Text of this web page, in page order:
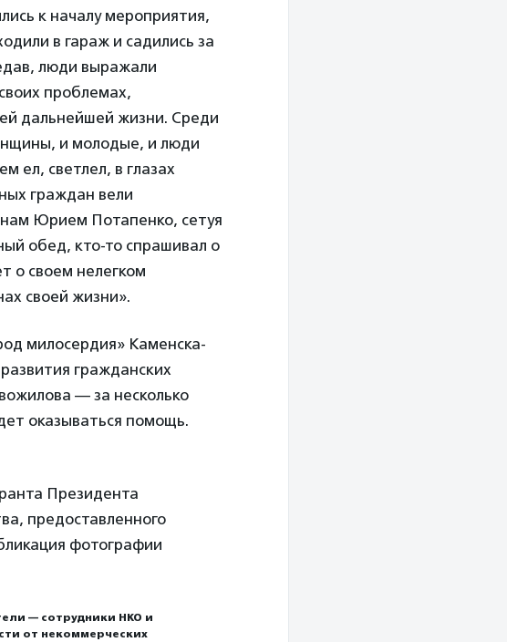
к началу мероприятия,
в гараж и садились за
люди выражали
проблемах,
дальнейшей жизни. Среди
и молодые, и люди
ел, светлел, в глазах
граждан вели
Юрием Потапенко, сетуя
обед, кто-то спрашивал о
о своем нелегком
своей жизни».
милосердия» Каменска-
гражданских
— за несколько
оказываться помощь.
Президента
предоставленного
фотографии
— сотрудники НКО и
от некоммерческих